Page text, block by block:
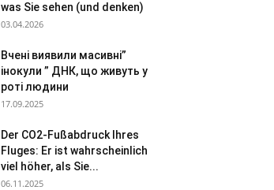
was Sie sehen (und denken)
03.04.2026
Вчені виявили масивні”
інокули ” ДНК, що живуть у
роті людини
17.09.2025
Der CO2-Fußabdruck Ihres
Fluges: Er ist wahrscheinlich
viel höher, als Sie...
06.11.2025